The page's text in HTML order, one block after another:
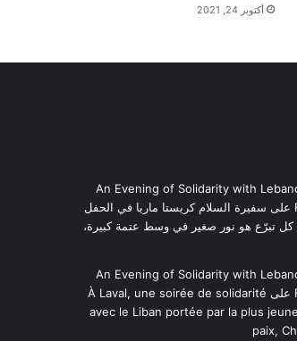
أكتوبر 24, 2021
An Evening of Solidarity with
على سفيرة السلام كريستا ماريا في الحفل
كل تبرّع هو نور صغير في وسط عتمة كبيرة،
An Evening of Solidarity with
على À Laval, une soirée de solidarité
avec le Liban portée par la plus
paix,